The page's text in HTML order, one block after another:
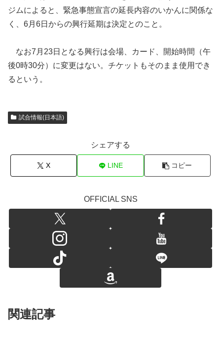
ジムによると、緊急事態宣言の延長内容のいかんに関係な
く、6月6日からの興行延期は決定とのこと。
なお7月23日となる興行は会場、カード、開始時間（午
後0時30分）に変更はない。チケットもそのまま使用でき
るという。
試合情報(日本語)
シェアする
X LINE コピー
OFFICIAL SNS
関連記事